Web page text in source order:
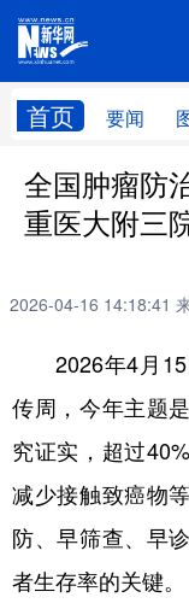
首页 要闻
全国肿瘤防
重医大附三
2026-04-16 14:18:41
2026年4月15
传周，今年主题
究证实，超过
减少接触致癌物
防、早筛查、早
者生存率的关键。